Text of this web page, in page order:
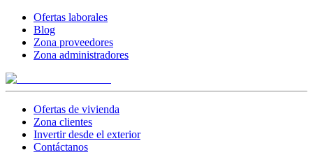
Ofertas laborales
Blog
Zona proveedores
Zona administradores
Ofertas de vivienda
Zona clientes
Invertir desde el exterior
Contáctanos